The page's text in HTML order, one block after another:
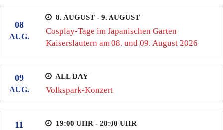
08
AUG.
8. AUGUST - 9. AUGUST
Cosplay-Tage im Japanischen Garten
Kaiserslautern am 08. und 09. August 2026
09
AUG.
ALL DAY
Volkspark-Konzert
11 19:00 UHR - 20:00 UHR